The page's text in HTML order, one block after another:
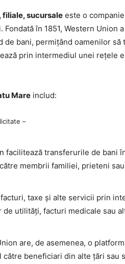
filiale, sucursale este o
în 1851, Western Union
bani, permițând oamenilor să
prin intermediul unei rețele
Mare includ:
–
facilitează transferurile de bani
membrii familiei, prieteni
taxe și alte servicii prin
utilități, facturi medicale sau
are, de asemenea, o
beneficiari din alte țări sau